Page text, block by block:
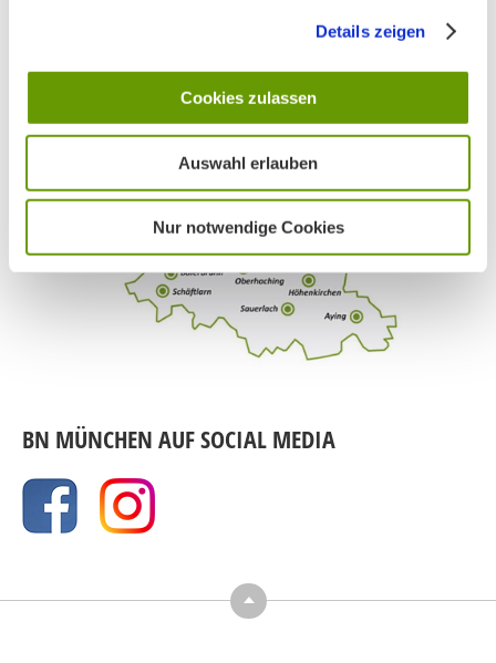
Details zeigen
Cookies zulassen
Auswahl erlauben
Nur notwendige Cookies
BN MÜNCHEN AUF SOCIAL MEDIA
Top